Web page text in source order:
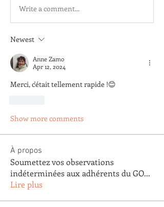
Write a comment...
Newest
Anne Zamo
Apr 12, 2024
Merci, c'était tellement rapide !😊
Show more comments
À propos
Soumettez vos observations
indéterminées aux adhérents du GO...
Lire plus